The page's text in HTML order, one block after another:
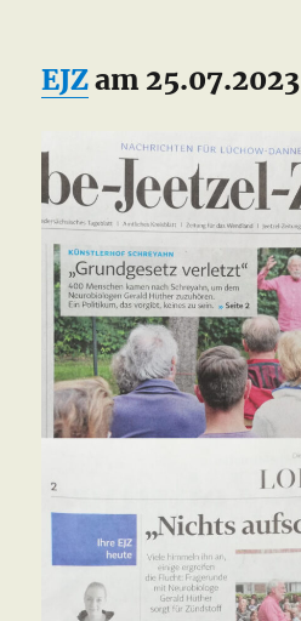
EJZam 25.07.2023